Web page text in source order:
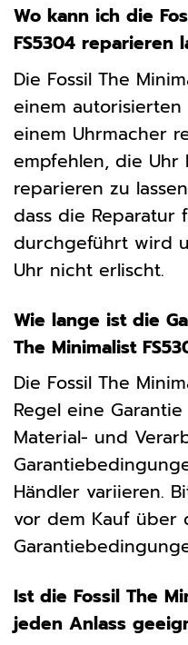
Wo kann ich die
FS5304 reparieren
Die Fossil The
einem autorisierten
einem Uhrmacher
empfehlen, die Uhr
reparieren zu
dass die Reparatur
durchgeführt wird
Uhr nicht erlischt.
Wie lange ist die
The Minimalist
Die Fossil The
Regel eine
Material- und
Händler variieren.
vor dem Kauf über
Ist die Fossil The
jeden Anlass